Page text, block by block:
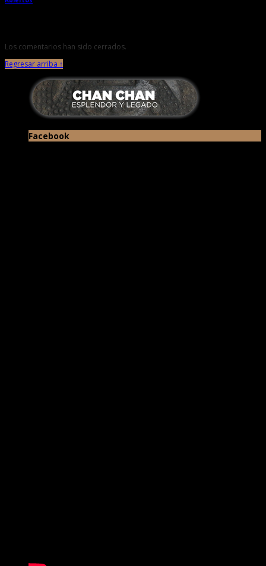
Los comentarios han sido cerrados.
Regresar arriba ↑
Facebook